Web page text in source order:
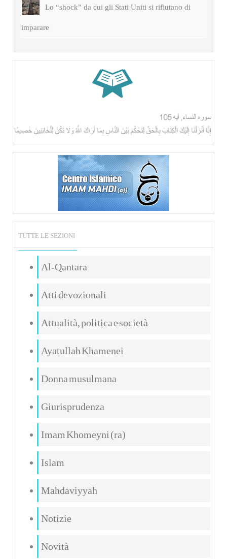
Lo “shock” da cui gli Stati Uniti si rifiutano di
imparare
TUTTE LE SEZIONI
Al-Qantara
Atti devozionali
Attualità, politica e società
Ayatullah Khamenei
Donna musulmana
Giurisprudenza
Imam Khomeyni (ra)
Islam
Mahdaviyyah
Notizie
Novità